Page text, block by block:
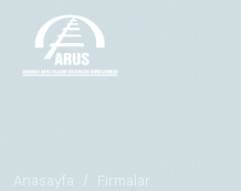
Anasayfa
Firmalar